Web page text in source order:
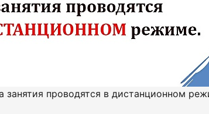
проводятся в дистанционном